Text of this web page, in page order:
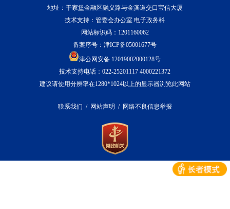
地址：于家堡金融区融义路与金滨道交口宝信大厦
技术支持：管委会办公室 电子政务科
网站标识码：1201160062
备案序号：津ICP备05001677号
津公网安备 12019002000128号
技术支持电话：022-25201117 4000221372
建议请使用分辨率在1280*1024以上的显示器浏览此网站
联系我们 / 网站声明 / 网络不良信息举报